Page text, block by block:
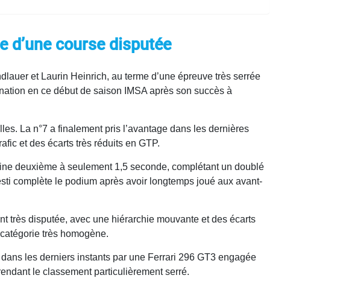
d’une course disputée
et Laurin Heinrich, au terme d’une épreuve très serrée
en ce début de saison IMSA après son succès à
La n°7 a finalement pris l’avantage dans les dernières
et des écarts très réduits en GTP.
deuxième à seulement 1,5 seconde, complétant un doublé
complète le podium après avoir longtemps joué aux avant-
très disputée, avec une hiérarchie mouvante et des écarts
très homogène.
les derniers instants par une Ferrari 296 GT3 engagée
le classement particulièrement serré.